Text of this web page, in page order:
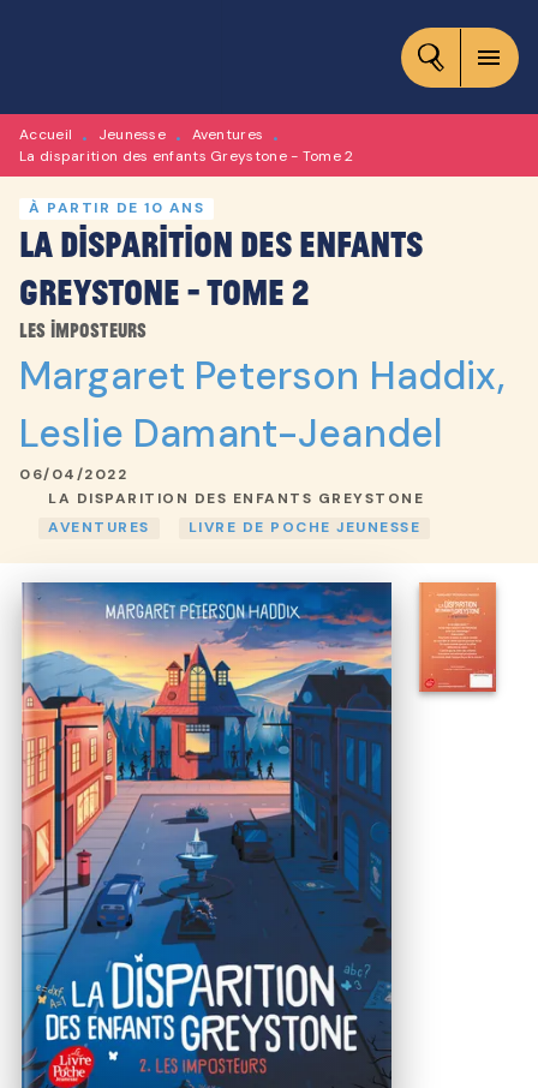
CONTENU
menu
Accueil • Jeunesse • Aventures
•
La disparition des enfants Greystone - Tome 2
À PARTIR DE 10 ANS
La disparition des enfants
Greystone - Tome 2
Les imposteurs
Margaret Peterson Haddix,
Leslie Damant-Jeandel
06/04/2022
LA DISPARITION DES ENFANTS GREYSTONE
AVENTURES
LIVRE DE POCHE JEUNESSE